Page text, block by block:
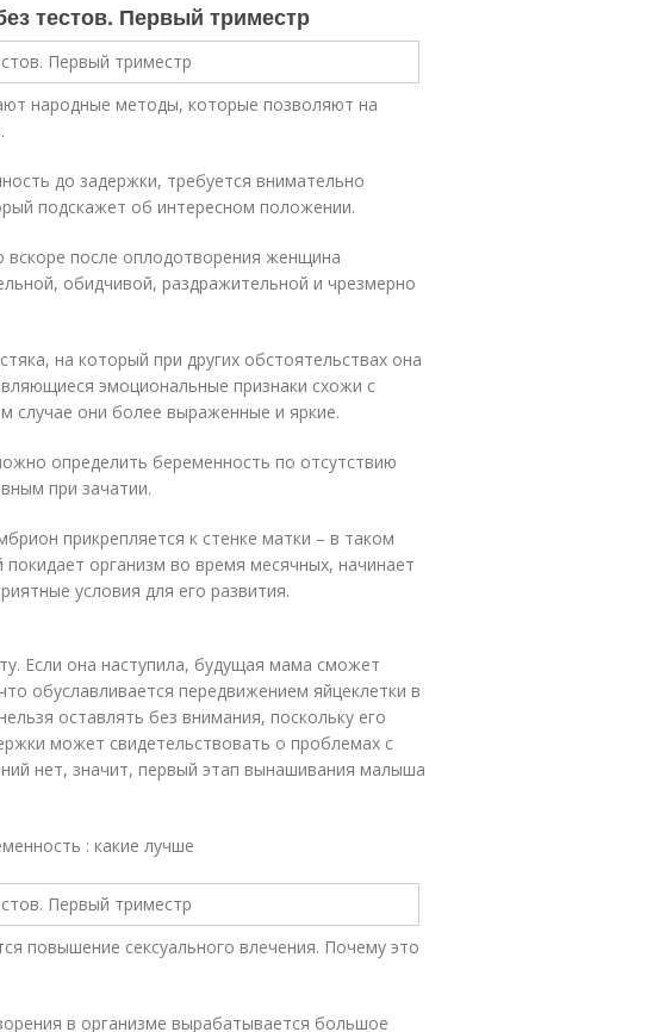
тестов. Первый триместр
народные методы, которые позволяют на
до задержки, требуется внимательно
подскажет об интересном положении.
после оплодотворения женщина
обидчивой, раздражительной и чрезмерно
на который при других обстоятельствах она
эмоциональные признаки схожи с
случае они более выраженные и яркие.
определить беременность по отсутствию
при зачатии.
прикрепляется к стенке матки – в таком
организм во время месячных, начинает
условия для его развития.
Если она наступила, будущая мама сможет
обуславливается передвижением яйцеклетки в
оставлять без внимания, поскольку его
может свидетельствовать о проблемах с
нет, значит, первый этап вынашивания малыша
: какие лучше
повышение сексуального влечения. Почему это
в организме вырабатывается большое